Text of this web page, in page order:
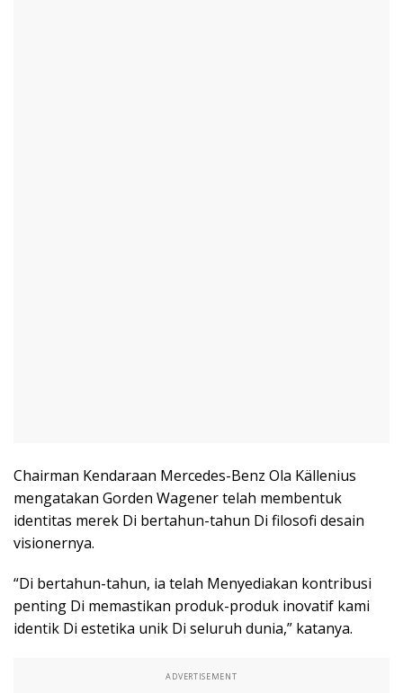
Chairman Kendaraan Mercedes-Benz Ola Källenius
mengatakan Gorden Wagener telah membentuk
identitas merek Di bertahun-tahun Di filosofi desain
visionernya.
“Di bertahun-tahun, ia telah Menyediakan kontribusi
penting Di memastikan produk-produk inovatif kami
identik Di estetika unik Di seluruh dunia,” katanya.
ADVERTISEMENT